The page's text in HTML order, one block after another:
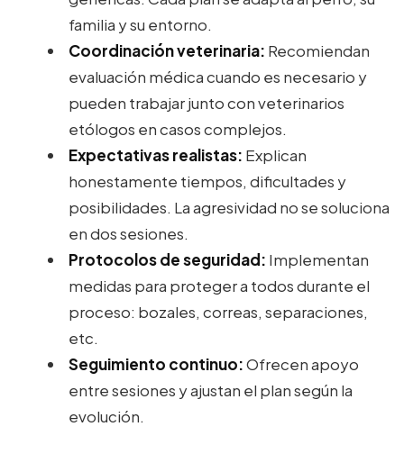
familia y su entorno.
Coordinación veterinaria: Recomiendan
evaluación médica cuando es necesario y
pueden trabajar junto con veterinarios
etólogos en casos complejos.
Expectativas realistas: Explican
honestamente tiempos, dificultades y
posibilidades. La agresividad no se soluciona
en dos sesiones.
Protocolos de seguridad: Implementan
medidas para proteger a todos durante el
proceso: bozales, correas, separaciones,
etc.
Seguimiento continuo:Ofrecen apoyo
entre sesiones y ajustan el plan según la
evolución.